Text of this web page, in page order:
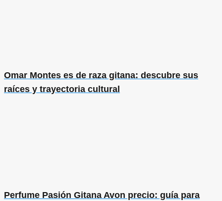
Omar Montes es de raza gitana: descubre sus
raíces y trayectoria cultural
Perfume Pasión Gitana Avon precio: guía para